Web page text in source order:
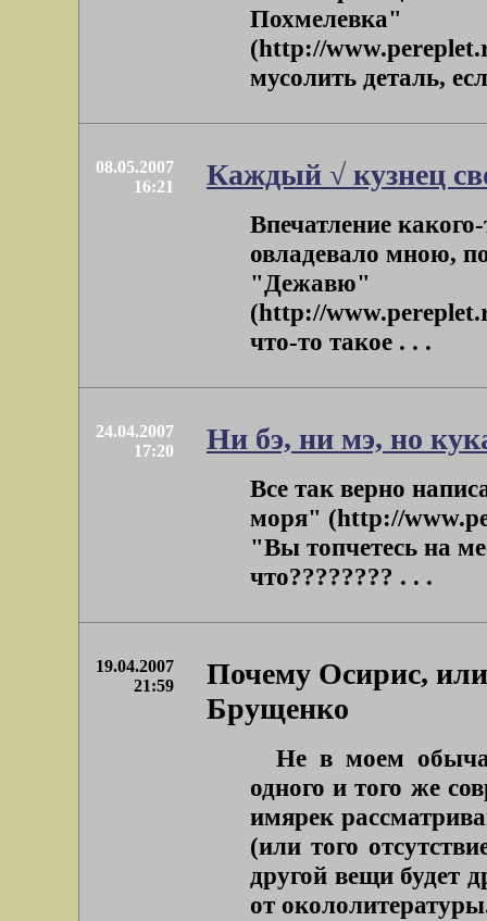
Похмелевка"
(http://
мусолить деталь,
08.05.2007
16:21
Каждый √ кузнец
Впечатление
овладевало мною,
"Дежавю"
(http://
что-то такое . . .
24.04.2007
17:20
Ни бэ, ни мэ, но
Все так верно
моря" (http://
"Вы топчетесь на
что???????? . . .
19.04.2007
21:59
Почему Осирис, или
Брущенко
Не в моем
одного и того же
имярек
(или того
другой вещи будет
от окололитературы